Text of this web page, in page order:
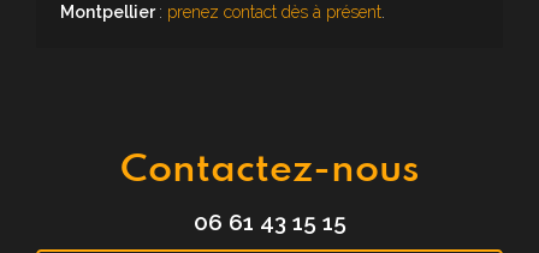
Montpellier: prenez contact dès à présent
Contactez-nous
06 61 43 15 15